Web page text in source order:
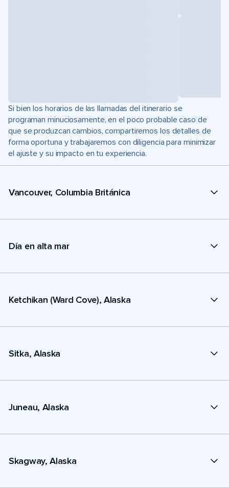
Si bien los horarios de las llamadas del itinerario se
programan minuciosamente, en el poco probable caso de
que se produzcan cambios, compartiremos los detalles de
forma oportuna y trabajaremos con diligencia para minimizar
el ajuste y su impacto en tu experiencia.
Vancouver, Columbia Británica
Día en alta mar
Ketchikan (Ward Cove), Alaska
Sitka, Alaska
Juneau, Alaska
Skagway, Alaska